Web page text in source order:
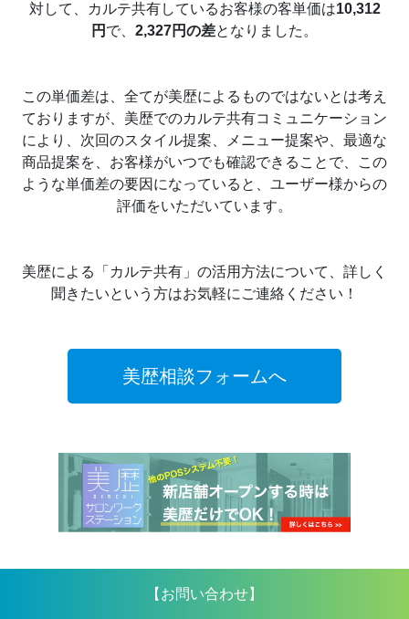
対して、カルテ共有しているお客様の客単価は10,312
円 で、 2,327円の差となりました。
この単価差は、全てが美歴によるものではないとは考え
ておりますが、美歴でのカルテ共有コミュニケーション
により、次回のスタイル提案、メニュー提案や、最適な
商品提案を、お客様がいつでも確認できることで、この
ような単価差の要因になっていると、ユーザー様からの
評価をいただいています。
美歴による「カルテ共有」の活用方法について、詳しく
聞きたいという方はお気軽にご連絡ください！
美歴相談フォームへ
【お問い合わせ】